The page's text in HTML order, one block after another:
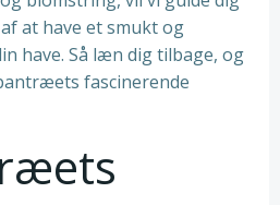
at have et smukt og
have. Så læn dig tilbage, og
fascinerende